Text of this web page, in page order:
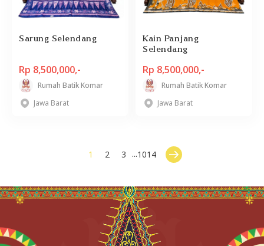
Sarung Selendang
Rp 8,500,000,-
Rumah Batik Komar
Jawa Barat
Kain Panjang
Selendang
Rp 8,500,000,-
Rumah Batik Komar
Jawa Barat
1 2 3 ...1014